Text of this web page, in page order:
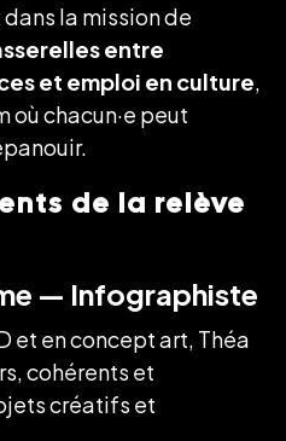
la mission de
entre
et emploi en culture,
où chacun·e peut
de la relève
— Infographiste
et en concept art, Théa
cohérents et
créatifs et